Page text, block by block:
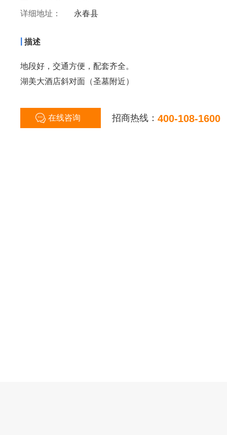
详细地址： 永春县
描述
地段好，交通方便，配套齐全。
湖美大酒店斜对面（圣墓附近）
在线咨询 招商热线： 400-108-1600